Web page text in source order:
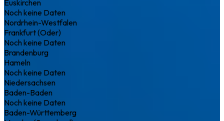
Euskirchen
Noch keine Daten
Nordrhein-Westfalen
Frankfurt (Oder)
Noch keine Daten
Brandenburg
Hameln
Noch keine Daten
Niedersachsen
Baden-Baden
Noch keine Daten
Baden-Württemberg